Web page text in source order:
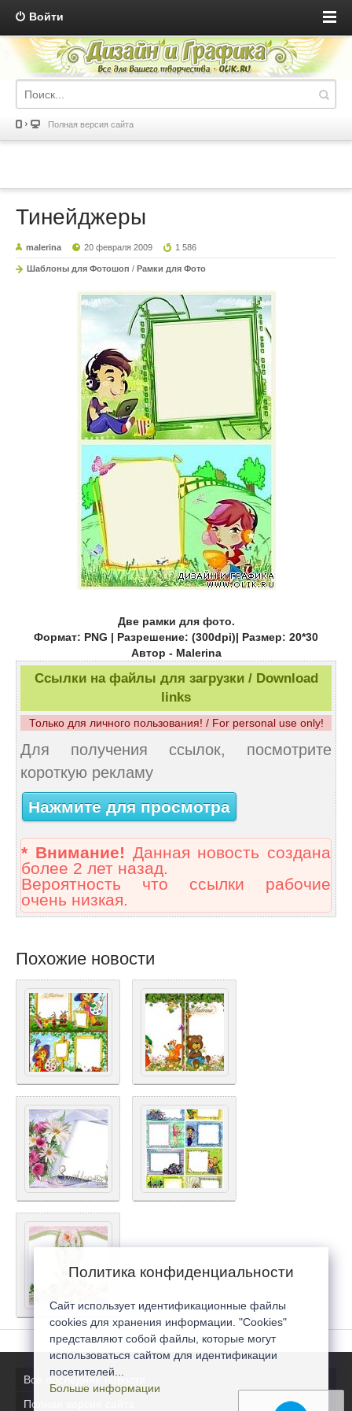
Войти
Полная версия сайта
Тинейджеры
malerina 20 февраля 2009 1 586
Шаблоны для Фотошоп / Рамки для Фото
Две рамки для фото.
Формат: PNG | Разрешение: (300dpi)| Размер: 20*30
Автор - Malerina
Ссылки на файлы для загрузки / Download
links
Только для личного пользования! / For personal use only!
Для получения ссылок, посмотрите
короткую рекламу
Нажмите для просмотра
* Внимание! Данная новость создана
более 2 лет назад.
Вероятность что ссылки рабочие
очень низкая.
Похожие новости
Все последние новости
Полная версия сайта
Политика конфиденциальности
Сайт использует идентификационные файлы
cookies для хранения информации. "Cookies"
представляют собой файлы, которые могут
использоваться сайтом для идентификации
посетителей...
Больше информации